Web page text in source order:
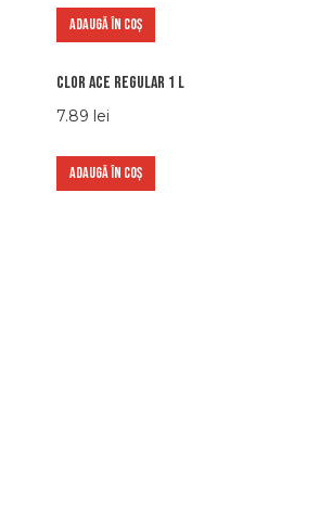
ADAUGĂ ÎN COȘ
Clor Ace Regular 1 L
7.89 lei
ADAUGĂ ÎN COȘ